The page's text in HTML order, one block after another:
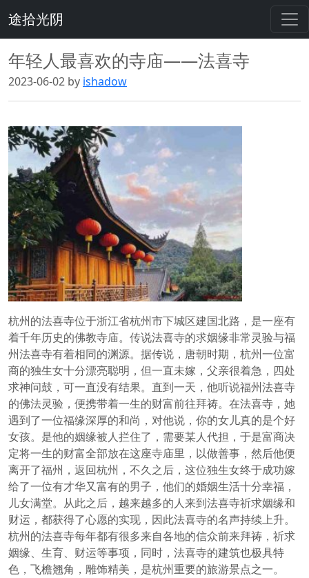
途拾光阴
年轻人最喜欢的寺庙——法喜寺
2023-06-02 by ishadow
杭州的法喜寺位于浙江省杭州市下城区建国北路，是一座有
着千年历史的佛教寺庙。传说法喜寺的求姻缘非常灵验与福
州法喜寺有着相同的渊源。据传说，唐朝时期，杭州一位富
商的独生女十分漂亮聪明，但一直未嫁，父亲很着急，四处
求神问鼓，可一直没有结果。直到一天，他听说福州法喜寺
的佛法灵验，便携带着一生的财富前往拜祷。在法喜寺，她
遇到了一位福缘深厚的和尚，对他说，你的女儿真的是个好
女孩。是他的姻缘被人拦住了，需要某人代担，于是富商决
定将一生的财富全部放在这座寺庙里，以做善事，然后他便
离开了福州，返回杭州，不久之后，这位独生女终于成功嫁
给了一位有才华又富有的男子，他们的婚姻生活十分幸福，
儿女满堂。从此之后，越来越多的人来到法喜寺祈求姻缘和
财运，都获得了心愿的实现，因此法喜寺的名声持续上升。
杭州的法喜寺每年都有很多来自各地的信众前来拜祷，祈求
姻缘、生育、财运等事项，同时，法喜寺的建筑也极具特
色，飞檐翘角，雕饰精美，是杭州重要的旅游景点之一。